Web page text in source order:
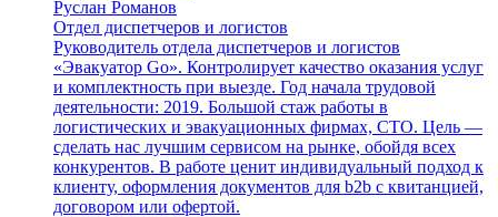
Руслан Романов
Отдел диспетчеров и логистов
Руководитель отдела диспетчеров и логистов
«Эвакуатор Go». Контролирует качество оказания услуг
и комплектность при выезде. Год начала трудовой
деятельности: 2019. Большой стаж работы в
логистических и эвакуационных фирмах, СТО. Цель —
сделать нас лучшим сервисом на рынке, обойдя всех
конкурентов. В работе ценит индивидуальный подход к
клиенту, оформления документов для b2b с квитанцией,
договором или офертой.